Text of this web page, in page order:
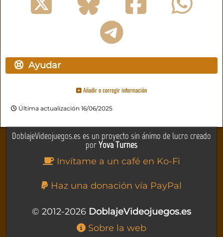
Ayudar
Añadir o corregir información
Última actualización 16/06/2025
DoblajeVideojuegos.es es un proyecto sin ánimo de lucro creado
porYova Turnes
Invítame a un café en Ko-Fi
Haz una donación vía PayPal
© 2012-2026 DoblajeVideojuegos.es
Sobre la web